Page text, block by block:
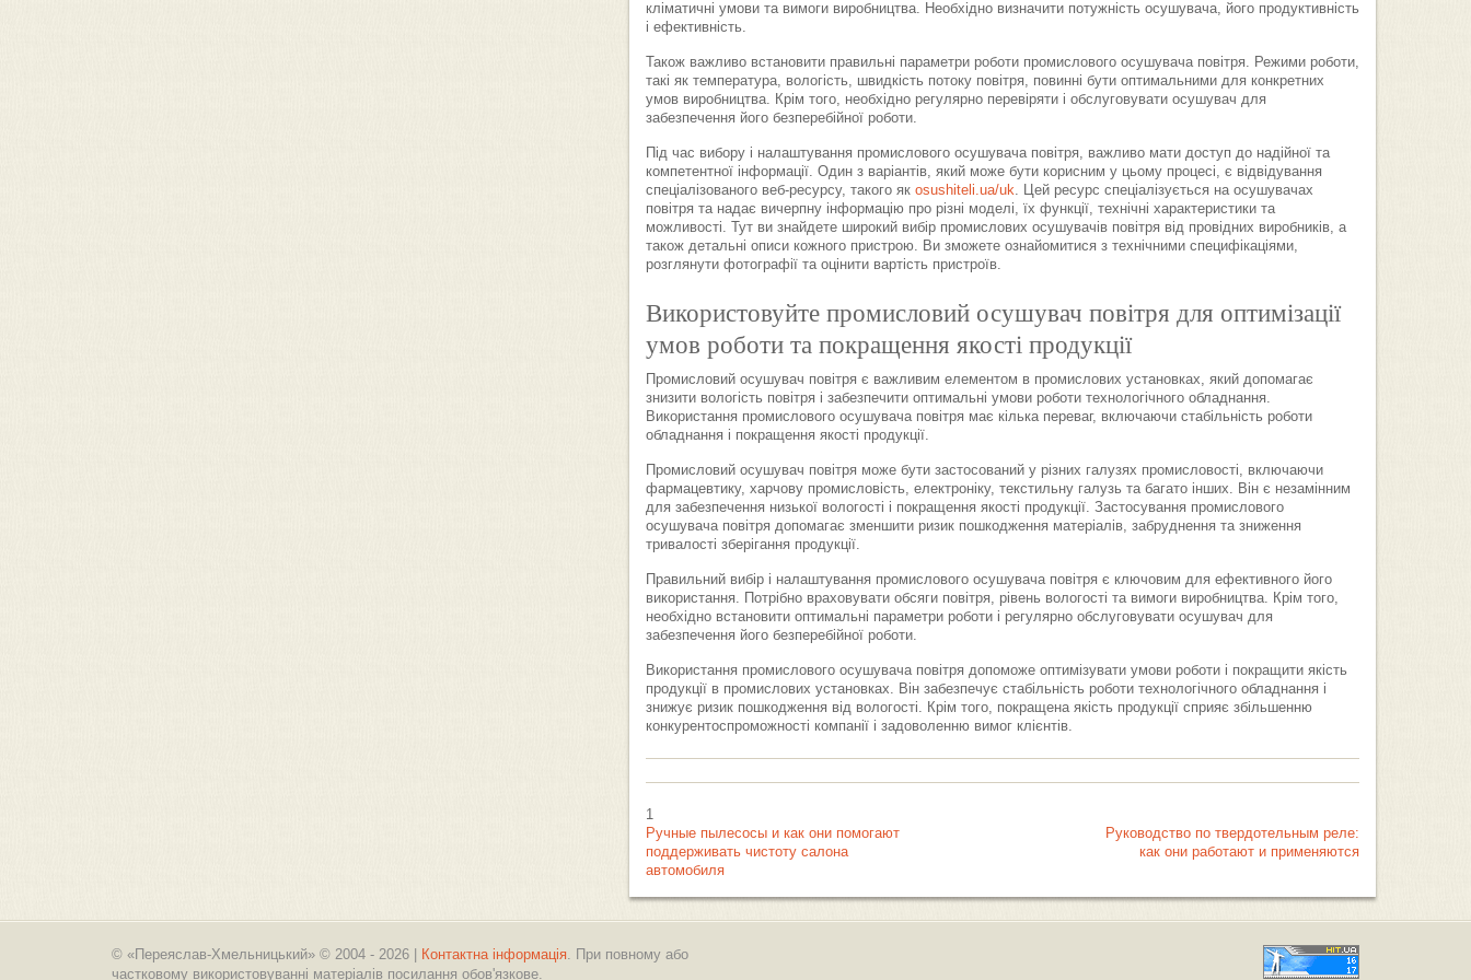
кліматичні умови та вимоги виробництва. Необхідно визначити потужність осушувача, його продуктивність
і ефективність.
Також важливо встановити правильні параметри роботи промислового осушувача повітря. Режими роботи,
такі як температура, вологість, швидкість потоку повітря, повинні бути оптимальними для конкретних
умов виробництва. Крім того, необхідно регулярно перевіряти і обслуговувати осушувач для
забезпечення його безперебійної роботи.
Під час вибору і налаштування промислового осушувача повітря, важливо мати доступ до надійної та
компетентної інформації. Один з варіантів, який може бути корисним у цьому процесі, є відвідування
спеціалізованого веб-ресурсу, такого як osushiteli.ua/uk. Цей ресурс спеціалізується на осушувачах
повітря та надає вичерпну інформацію про різні моделі, їх функції, технічні характеристики та
можливості. Тут ви знайдете широкий вибір промислових осушувачів повітря від провідних виробників, а
також детальні описи кожного пристрою. Ви зможете ознайомитися з технічними специфікаціями,
розглянути фотографії та оцінити вартість пристроїв.
Використовуйте промисловий осушувач повітря для оптимізації
умов роботи та покращення якості продукції
Промисловий осушувач повітря є важливим елементом в промислових установках, який допомагає
знизити вологість повітря і забезпечити оптимальні умови роботи технологічного обладнання.
Використання промислового осушувача повітря має кілька переваг, включаючи стабільність роботи
обладнання і покращення якості продукції.
Промисловий осушувач повітря може бути застосований у різних галузях промисловості, включаючи
фармацевтику, харчову промисловість, електроніку, текстильну галузь та багато інших. Він є незамінним
для забезпечення низької вологості і покращення якості продукції. Застосування промислового
осушувача повітря допомагає зменшити ризик пошкодження матеріалів, забруднення та зниження
тривалості зберігання продукції.
Правильний вибір і налаштування промислового осушувача повітря є ключовим для ефективного його
використання. Потрібно враховувати обсяги повітря, рівень вологості та вимоги виробництва. Крім того,
необхідно встановити оптимальні параметри роботи і регулярно обслуговувати осушувач для
забезпечення його безперебійної роботи.
Використання промислового осушувача повітря допоможе оптимізувати умови роботи і покращити якість
продукції в промислових установках. Він забезпечує стабільність роботи технологічного обладнання і
знижує ризик пошкодження від вологості. Крім того, покращена якість продукції сприяє збільшенню
конкурентоспроможності компанії і задоволенню вимог клієнтів.
1
Ручные пылесосы и как они помогают
поддерживать чистоту салона
автомобиля
Руководство по твердотельным реле:
как они работают и применяются
© «Переяслав-Хмельницький» © 2004 - 2026 | Контактна інформація. При повному або
частковому використовуванні матеріалів посилання обов'язкове.